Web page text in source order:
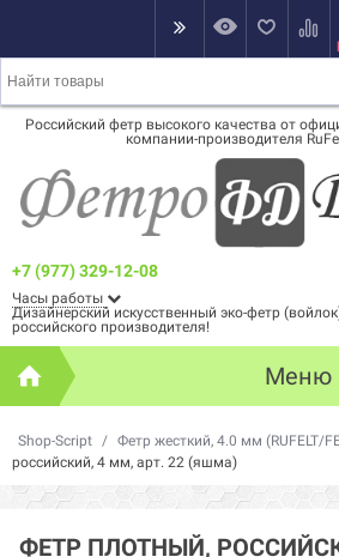
Российский фетр высокого качества от
компании-производителя
+7 (977) 329-12-08
Часы работы
Дизайнерский искусственный эко-фетр
российского производителя!
Меню
Shop-Script / Фетр жесткий, 4.0 мм (RUFELT/
российский, 4 мм, арт. 22 (яшма)
ФЕТР ПЛОТНЫЙ,